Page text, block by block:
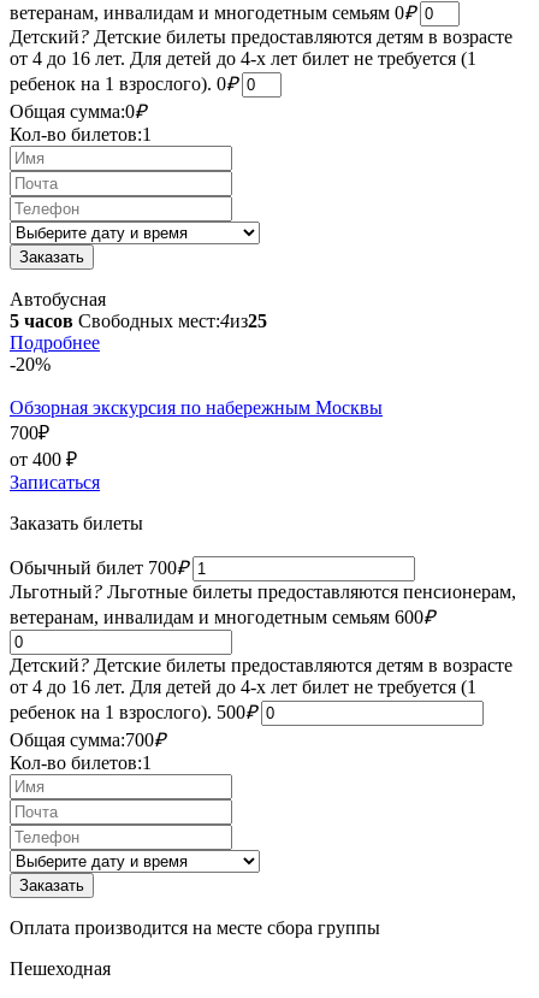
ветеранам, инвалидам и многодетным семьям 0₽
Детский? Детские билеты предоставляются детям в возрасте
от 4 до 16 лет. Для детей до 4-х лет билет не требуется (1
ребенок на 1 взрослого). 0₽
Общая сумма:0₽
Кол-во билетов:1
Автобусная
5 часов Свободных мест:4из25
Подробнее
-20%
Обзорная экскурсия по набережным Москвы
700₽
от 400 ₽
Записаться
Заказать билеты
Обычный билет 700₽
Льготный? Льготные билеты предоставляются пенсионерам,
ветеранам, инвалидам и многодетным семьям 600₽
Детский? Детские билеты предоставляются детям в возрасте
от 4 до 16 лет. Для детей до 4-х лет билет не требуется (1
ребенок на 1 взрослого). 500₽
Общая сумма:700₽
Кол-во билетов:1
Оплата производится на месте сбора группы
Пешеходная